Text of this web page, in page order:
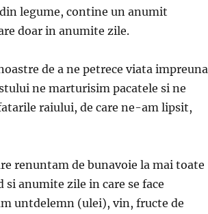
legume, contine un anumit
doar in anumite zile.
de a ne petrece viata impreuna
ne marturisim pacatele si ne
raiului, de care ne-am lipsit,
renuntam de bunavoie la mai toate
anumite zile in care se face
untdelemn (ulei), vin, fructe de